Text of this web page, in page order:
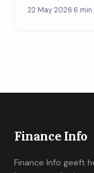
22 May 2026·6 min
Finance Info
Finance Info geeft